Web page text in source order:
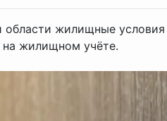
области жилищные
жилищном учёте.